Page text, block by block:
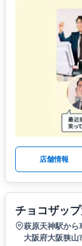
店舗情報
チョコザッ
萩原天神駅から
大阪府大阪狭